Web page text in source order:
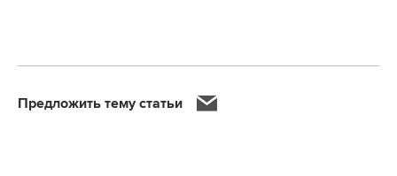
Предложить тему статьи